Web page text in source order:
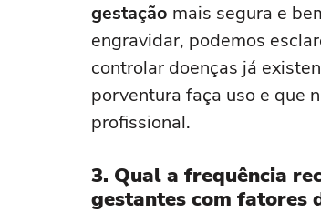
gestação mais segura e
engravidar, podemos
controlar doenças já
porventura faça uso e que
profissional.
3. Qual a frequência
gestantes com fatores